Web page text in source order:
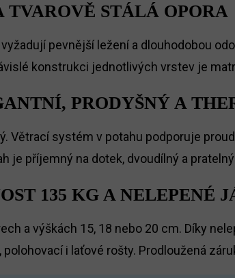
TVAROVĚ STÁLÁ OPORA
pevnější ležení a dlouhodobou
konstrukci jednotlivých vrstev je
PRODYŠNÝ A
Větrací systém v potahu podporuje
je příjemný na dotek, dvoudílný a
135 KG A NELEPENÉ
a výškách 15, 18 nebo 20 cm. Díky
i laťové rošty. Prodloužená